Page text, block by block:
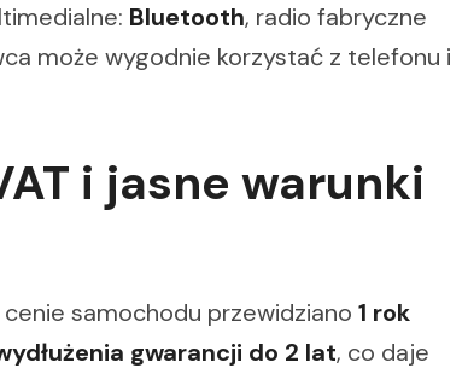
Bluetooth, radio fabryczne
może wygodnie korzystać z telefonu i
i jasne warunki
cenie samochodu przewidziano 1 rok
gwarancji do 2 lat, co daje